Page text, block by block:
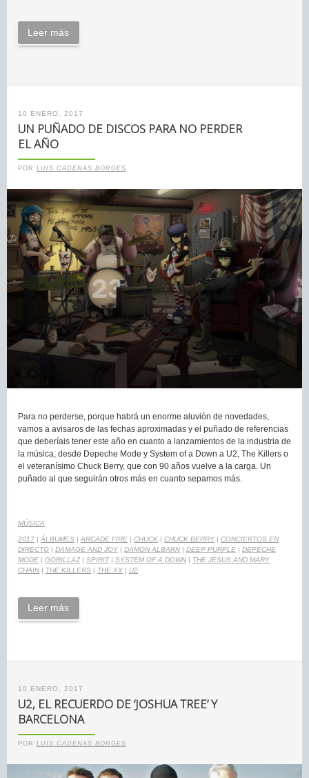
Leer más
10 ENERO, 2017
UN PUÑADO DE DISCOS PARA NO PERDER
EL AÑO
POR LUIS CADENAS BORGES
Para no perderse, porque habrá un enorme aluvión de novedades,
vamos a avisaros de las fechas aproximadas y el puñado de referencias
que deberíais tener este año en cuanto a lanzamientos de la industria de
la música, desde Depeche Mode y System of a Down a U2, The Killers o
el veteranísimo Chuck Berry, que con 90 años vuelve a la carga. Un
puñado al que seguirán otros más en cuanto sepamos más.
MÚSICA
2017 | ÁLBUMES | ARCADE FIRE | CHUCK | CHUCK BERRY | CONCIERTOS EN
DIRECTO | DAMAGE AND JOY | DAMON ALBARN | DEEP PURPLE | DEPECHE
MODE | GORILLAZ| SPIRIT| SYSTEM OF A DOWN | THE JESUS AND MARY
CHAIN | THE KILLERS | THE XX | U2
Leer más
10 ENERO, 2017
U2, EL RECUERDO DE ‘JOSHUA TREE’ Y
BARCELONA
POR LUIS CADENAS BORGES